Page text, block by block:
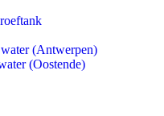
(Antwerpen)
(Oostende)